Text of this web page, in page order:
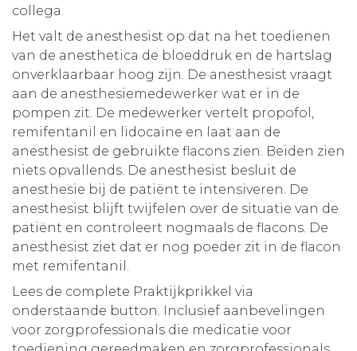
collega.
Het valt de anesthesist op dat na het toedienen
van de anesthetica de bloeddruk en de hartslag
onverklaarbaar hoog zijn. De anesthesist vraagt
aan de anesthesiemedewerker wat er in de
pompen zit. De medewerker vertelt propofol,
remifentanil en lidocaïne en laat aan de
anesthesist de gebruikte flacons zien. Beiden zien
niets opvallends. De anesthesist besluit de
anesthesie bij de patiënt te intensiveren. De
anesthesist blijft twijfelen over de situatie van de
patiënt en controleert nogmaals de flacons. De
anesthesist ziet dat er nog poeder zit in de flacon
met remifentanil.
Lees de complete Praktijkprikkel via
onderstaande button. Inclusief aanbevelingen
voor zorgprofessionals die medicatie voor